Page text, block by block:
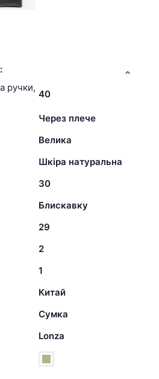
ручки,
40
Через плече
Велика
Шкіра натуральна
30
Блискавку
29
2
1
Китай
Сумка
Lonza